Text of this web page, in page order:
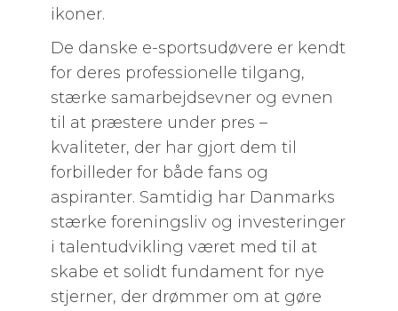
ikoner.
De danske e-sportsudøvere er kendt
for deres professionelle tilgang,
stærke samarbejdsevner og evnen
til at præstere under pres –
kvaliteter, der har gjort dem til
forbilleder for både fans og
aspiranter. Samtidig har Danmarks
stærke foreningsliv og investeringer
i talentudvikling været med til at
skabe et solidt fundament for nye
stjerner, der drømmer om at gøre